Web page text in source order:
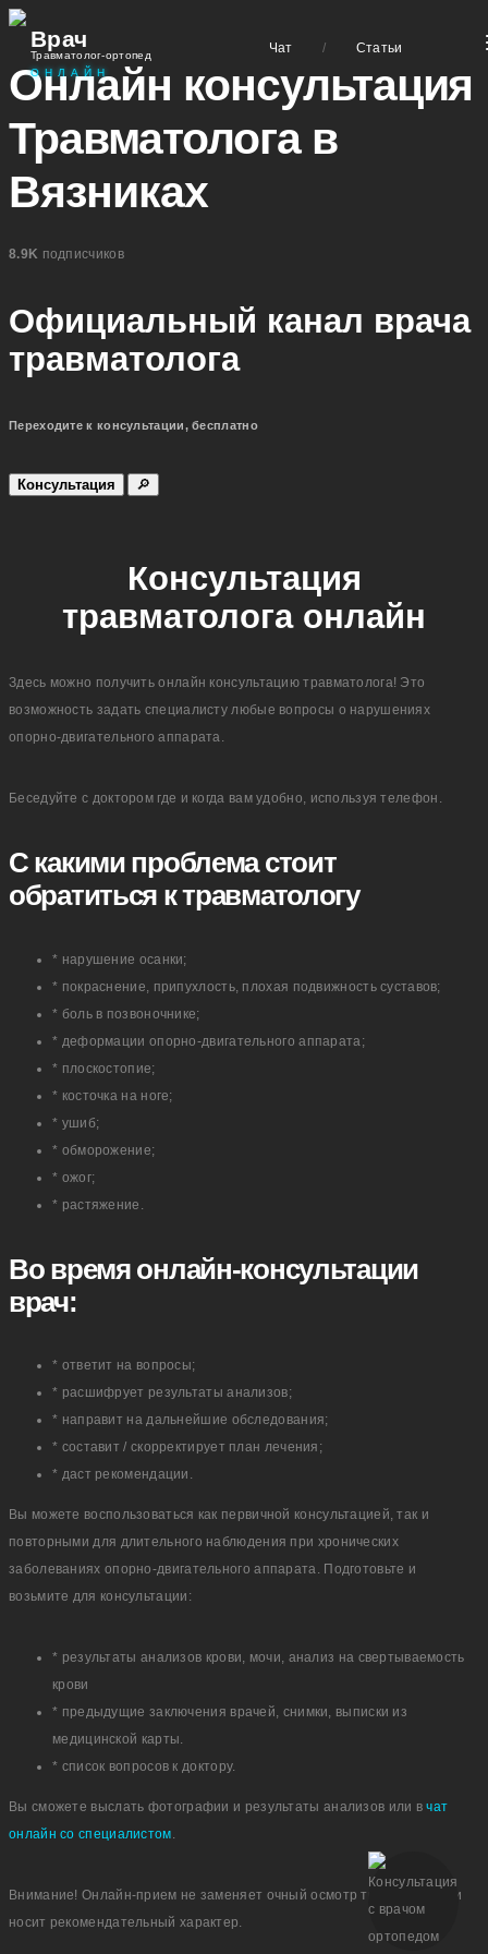
Врач
Травматолог-ортопед
ОНЛАЙН
Чат / Статьи
Онлайн консультация
Травматолога в
Вязниках
8.9K подписчиков
Официальный канал врача
травматолога
Переходите к консультации, бесплатно
Консультация 🔎
Консультация
травматолога онлайн
Здесь можно получить онлайн консультацию травматолога! Это
возможность задать специалисту любые вопросы о нарушениях
опорно-двигательного аппарата.
Беседуйте с доктором где и когда вам удобно, используя телефон.
С какими проблема стоит
обратиться к травматологу
* нарушение осанки;
* покраснение, припухлость, плохая подвижность суставов;
* боль в позвоночнике;
* деформации опорно-двигательного аппарата;
* плоскостопие;
* косточка на ноге;
* ушиб;
* обморожение;
* ожог;
* растяжение.
Во время онлайн-консультации
врач:
* ответит на вопросы;
* расшифрует результаты анализов;
* направит на дальнейшие обследования;
* составит / скорректирует план лечения;
* даст рекомендации.
Вы можете воспользоваться как первичной консультацией, так и
повторными для длительного наблюдения при хронических
заболеваниях опорно-двигательного аппарата. Подготовьте и
возьмите для консультации:
* результаты анализов крови, мочи, анализ на свертываемость
крови
* предыдущие заключения врачей, снимки, выписки из
медицинской карты.
* список вопросов к доктору.
Вы сможете выслать фотографии и результаты анализов или вчат
онлайн со специалистом.
Внимание! Онлайн-прием не заменяет очный осмотр травматолога и
носит рекомендательный характер.